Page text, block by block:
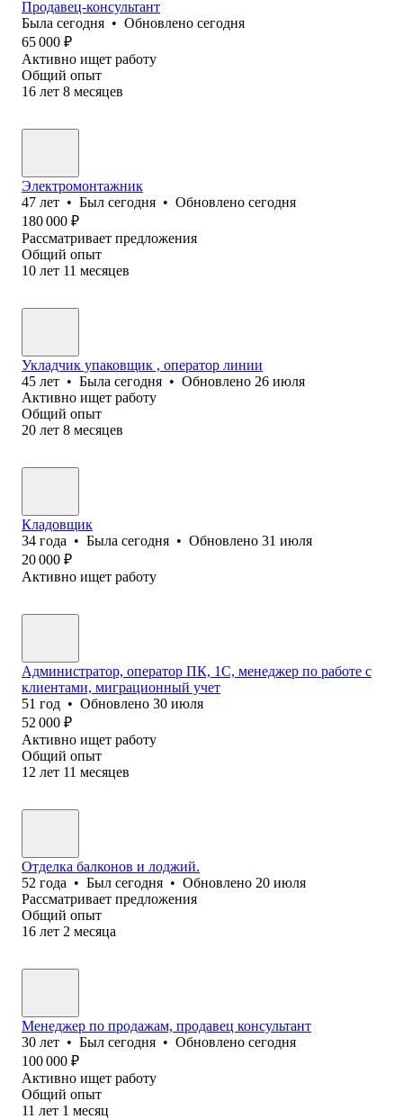
Продавец-консультант
Была сегодня • Обновлено сегодня
65 000 ₽
Активно ищет работу
Общий опыт
16 лет 8 месяцев
Электромонтажник
47 лет • Был сегодня • Обновлено сегодня
180 000 ₽
Рассматривает предложения
Общий опыт
10 лет 11 месяцев
Укладчик упаковщик , оператор линии
45 лет • Была сегодня • Обновлено 26 июля
Активно ищет работу
Общий опыт
20 лет 8 месяцев
Кладовщик
34 года • Была сегодня • Обновлено 31 июля
20 000 ₽
Активно ищет работу
Администратор, оператор ПК, 1С, менеджер по работе с
клиентами, миграционный учет
51 год • Обновлено 30 июля
52 000 ₽
Активно ищет работу
Общий опыт
12 лет 11 месяцев
Отделка балконов и лоджий.
52 года • Был сегодня • Обновлено 20 июля
Рассматривает предложения
Общий опыт
16 лет 2 месяца
Менеджер по продажам, продавец консультант
30 лет • Был сегодня • Обновлено сегодня
100 000 ₽
Активно ищет работу
Общий опыт
11 лет 1 месяц